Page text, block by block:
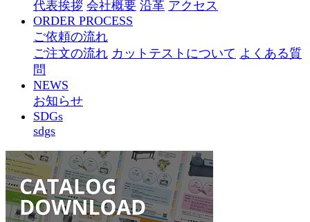
代表挨拶 会社概要 沿革 アクセス
ORDER PROCESS
ご依頼の流れ
ご注文の流れ カットテストについて よくある質
問
NEWS
お知らせ
SDGs
sdgs